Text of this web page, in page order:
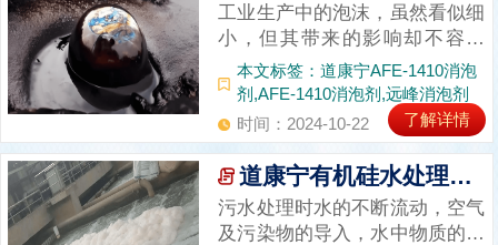
时间：2024-10-22
工业生产中的泡沫，虽然看似细
小，但其带来的影响却不容小
觑。泡沫的产生可能源于多种工
艺环节，一旦形成，不仅可能干
扰生产设备的正常运行，降低生
产效率，还可能对产品品质造成
不良影响。因此，选择合适的消
泡剂对于减轻泡沫对生产的影
响、提高生产效率以及...
本文标签：道康宁AFE-1410消泡
剂,AFE-1410消泡剂,远峰消泡剂
了解详情
道康宁有机硅水处理消泡剂AFE1410
污水处理时水的不断流动，空气
及污染物的导入，水中物质的中